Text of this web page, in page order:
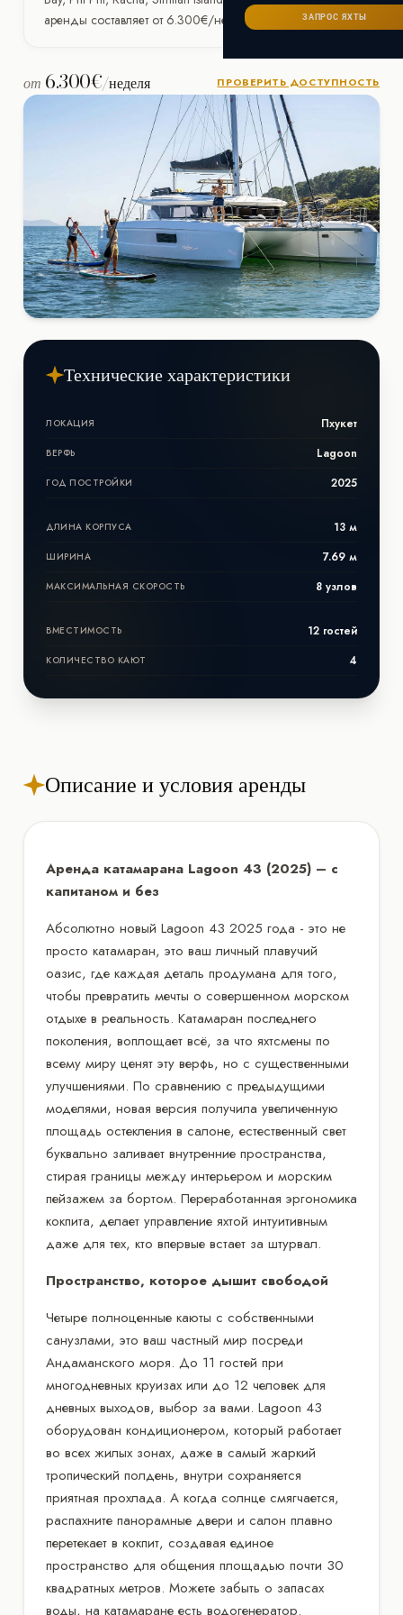
Ибица
ИТАЛИЯ
Сардиния
Хорватия
САНКТ-ПЕТЕРБУРГ
ЗАПРОС ЯХТЫ
аренды составляет от 6.300€/неделя.
от 6.300€/неделя ПРОВЕРИТЬ ДОСТУПНОСТЬ
Технические характеристики
ЛОКАЦИЯ Пхукет
ВЕРФЬ Lagoon
ГОД ПОСТРОЙКИ 2025
ДЛИНА КОРПУСА 13 м
ШИРИНА 7.69 м
МАКСИМАЛЬНАЯ СКОРОСТЬ 8 узлов
ВМЕСТИМОСТЬ 12 гостей
КОЛИЧЕСТВО КАЮТ 4
Описание и условия аренды
Аренда катамарана Lagoon 43 (2025) – с
капитаном и без
Абсолютно новый Lagoon 43 2025 года - это не
просто катамаран, это ваш личный плавучий
оазис, где каждая деталь продумана для того,
чтобы превратить мечты о совершенном морском
отдыхе в реальность. Катамаран последнего
поколения, воплощает всё, за что яхтсмены по
всему миру ценят эту верфь, но с существенными
улучшениями. По сравнению с предыдущими
моделями, новая версия получила увеличенную
площадь остекления в салоне, естественный свет
буквально заливает внутренние пространства,
стирая границы между интерьером и морским
пейзажем за бортом. Переработанная эргономика
кокпита, делает управление яхтой интуитивным
даже для тех, кто впервые встает за штурвал.
Пространство, которое дышит свободой
Четыре полноценные каюты с собственными
санузлами, это ваш частный мир посреди
Андаманского моря. До 11 гостей при
многодневных круизах или до 12 человек для
дневных выходов, выбор за вами. Lagoon 43
оборудован кондиционером, который работает
во всех жилых зонах, даже в самый жаркий
тропический полдень, внутри сохраняется
приятная прохлада. А когда солнце смягчается,
распахните панорамные двери и салон плавно
перетекает в кокпит, создавая единое
пространство для общения площадью почти 30
квадратных метров. Можете забыть о запасах
воды, на катамаране есть водогенератор.